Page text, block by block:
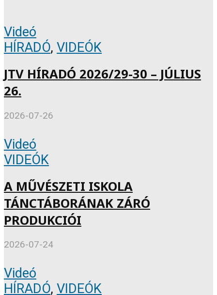
Videó
HÍRADÓ, VIDEÓK
JTV HÍRADÓ 2026/29-30 – JÚLIUS
26.
2026-07-26
Videó
VIDEÓK
A MŰVÉSZETI ISKOLA
TÁNCTÁBORÁNAK ZÁRÓ
PRODUKCIÓI
2026-07-24
Videó
HÍRADÓ, VIDEÓK